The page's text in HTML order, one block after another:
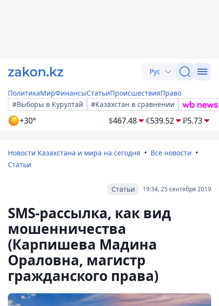
Рус
ПолитикаМирФинансыСтатьиПроисшествияПраво
#Выборы в Курултай
#Казахстан в сравнении
+30° $467.48 €539.52 ₽5.73
Новости Казахстана и мира на сегодня
Все новости
Статьи
19:34, 25 сентября 2019
Статьи
SMS-рассылка, как вид
мошенничества
(Карпишева Мадина
Ораловна, магистр
гражданского права)